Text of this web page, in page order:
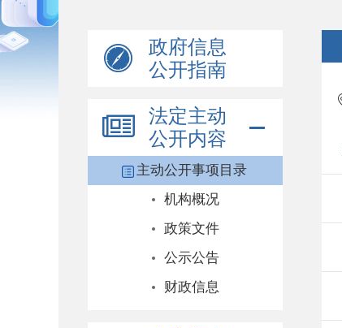
政府信息
公开指南
法定主动
公开内容
主动公开事项目录
机构概况
政策文件
公示公告
财政信息